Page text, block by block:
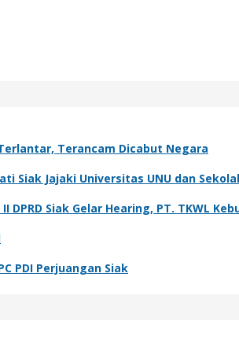
Terancam Dicabut Negara
Siak Jajaki Universitas UNU dan
Siak Gelar Hearing, PT. TKWL
PDI Perjuangan Siak